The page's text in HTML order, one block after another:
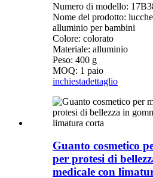
Numero di modello:
Nome del prodotto:
alluminio per bambini
Colore: colorato
Materiale: alluminio
Peso: 400 g
MOQ: 1 paio
inchiestadettaglio
Guanto cosmetico
per protesi di
medicale con